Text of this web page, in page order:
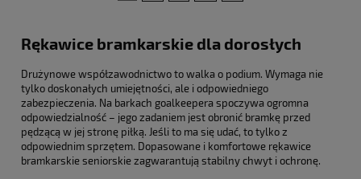
Rękawice bramkarskie dla dorosłych
Drużynowe współzawodnictwo to walka o podium. Wymaga nie
tylko doskonałych umiejętności, ale i odpowiedniego
zabezpieczenia. Na barkach goalkeepera spoczywa ogromna
odpowiedzialność – jego zadaniem jest obronić bramkę przed
pędzącą w jej stronę piłką. Jeśli to ma się udać, to tylko z
odpowiednim sprzętem. Dopasowane i komfortowe rękawice
bramkarskie seniorskie zagwarantują stabilny chwyt i ochronę.